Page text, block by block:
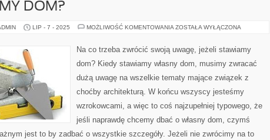
DOM?
LIP - 7 - 2025 MOŻLIWOŚĆ KOMENTOWANIA NA
ZWRÓCIĆ
SWOJĄ
JEŚLI
DOM?
ZOSTAŁA WYŁĄCZONA
Na co trzeba zwrócić swoją uwagę, jeżeli stawiamy
dom? Kiedy stawiamy własny dom, musimy zwracać
dużą uwagę na wszelkie tematy mające związek z
choćby architekturą. W końcu wszyscy jesteśmy
wzrokowcami, a więc to coś najzupełniej typowego, że
jeśli naprawdę chcemy dbać o własny dom, czymś
jest to by zadbać o wszystkie szczegóły. Jeżeli nie zwrócimy na to